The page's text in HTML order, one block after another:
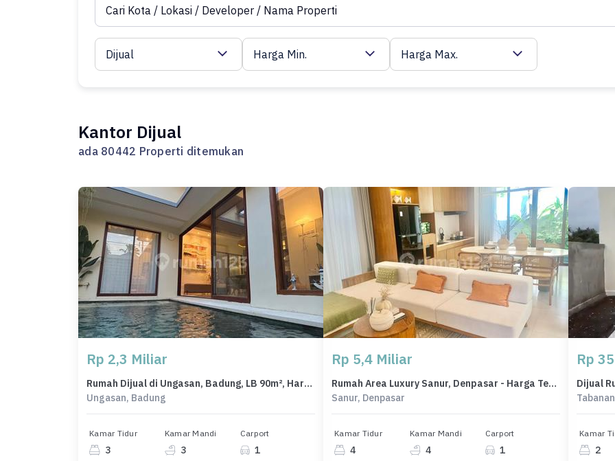
Dijual Harga Min. Harga Max.
Kantor Dijual
ada 80442 Properti ditemukan
Rp 2,3 Miliar
Rumah Dijual di Ungasan, Badung, LB 90m², Harga Terbaik!
Ungasan, Badung
Kamar Tidur
3
Kamar Mandi
3
Carport
1
Rp 5,4 Miliar
Rumah Area Luxury Sanur, Denpasar - Harga Terbaik 5,4 Miliar
Sanur, Denpasar
Kamar Tidur
4
Kamar Mandi
4
Carport
1
Rp
Kamar
2